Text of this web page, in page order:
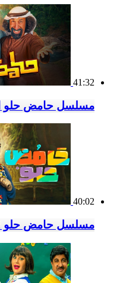
41:32
مسلسل حامض حلو الاماراتي
40:02
مسلسل حامض حلو 2 العراقي الحلقة 5 الخامسة